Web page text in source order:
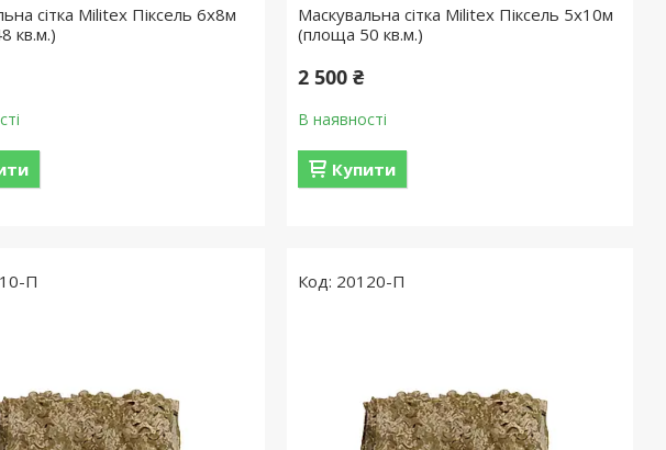
сітка Militex Піксель 6х8м
кв.м.)
Маскувальна сітка Militex Піксель 5х10м
(площа 50 кв.м.)
2 500 ₴
В наявності
Купити
П 20120-П